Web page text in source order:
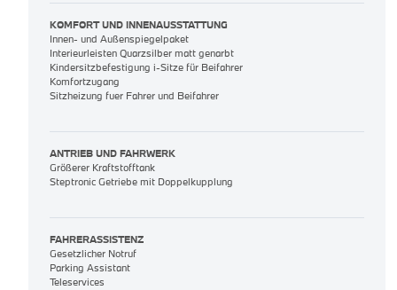
KOMFORT UND INNENAUSSTATTUNG
Innen- und Außenspiegelpaket
Interieurleisten Quarzsilber matt genarbt
Kindersitzbefestigung i-Sitze für Beifahrer
Komfortzugang
Sitzheizung fuer Fahrer und Beifahrer
ANTRIEB UND FAHRWERK
Größerer Kraftstofftank
Steptronic Getriebe mit Doppelkupplung
FAHRERASSISTENZ
Gesetzlicher Notruf
Parking Assistant
Teleservices